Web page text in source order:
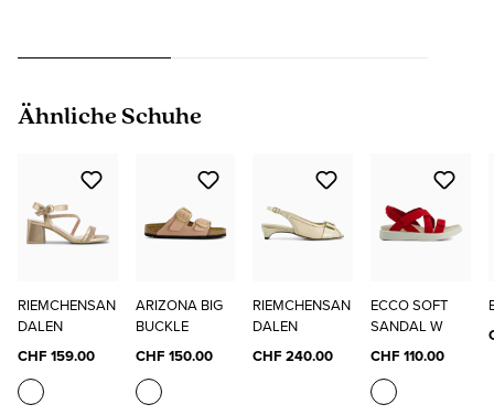
Produktgalerie überspringen
Ähnliche Schuhe
RIEMCHENSAN
DALEN
CHF 159.00
ARIZONA BIG
BUCKLE
CHF 150.00
RIEMCHENSAN
DALEN
CHF 240.00
ECCO SOFT
SANDAL W
CHF 110.00